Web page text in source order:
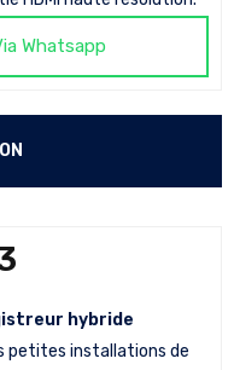
Whatsapp
hybride
petites installations de